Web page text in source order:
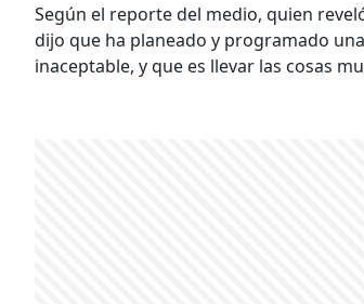
Según el reporte del medio, quien
dijo que ha planeado y programado
inaceptable, y que es llevar las cosas